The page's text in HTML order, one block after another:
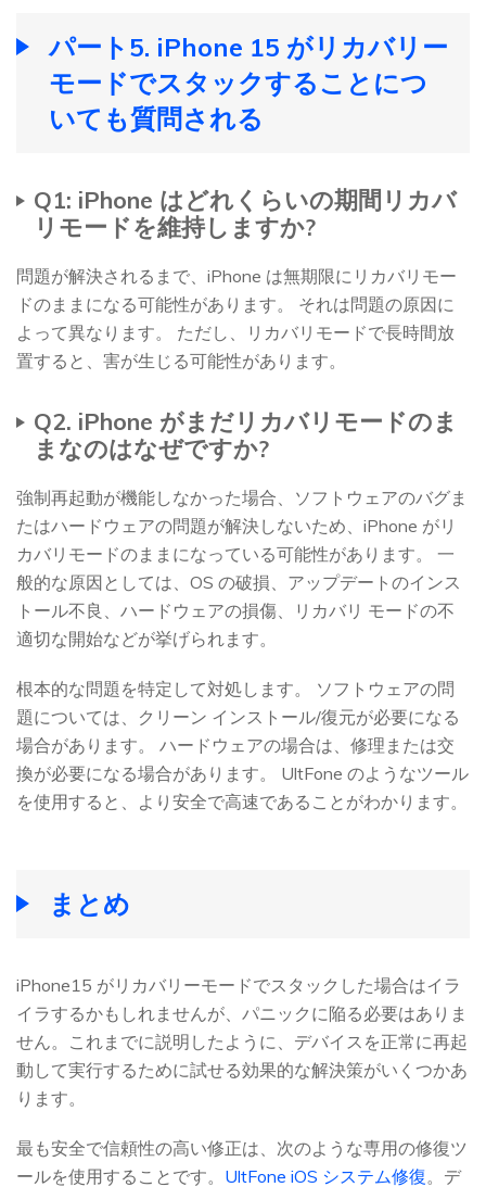
パート5. iPhone 15 がリカバリー
モードでスタックすることにつ
いても質問される
Q1: iPhone はどれくらいの期間リカバ
リモードを維持しますか?
問題が解決されるまで、iPhone は無期限にリカバリモー
ドのままになる可能性があります。 それは問題の原因に
よって異なります。 ただし、リカバリモードで長時間放
置すると、害が生じる可能性があります。
Q2. iPhone がまだリカバリモードのま
まなのはなぜですか?
強制再起動が機能しなかった場合、ソフトウェアのバグま
たはハードウェアの問題が解決しないため、iPhone がリ
カバリモードのままになっている可能性があります。 一
般的な原因としては、OS の破損、アップデートのインス
トール不良、ハードウェアの損傷、リカバリ モードの不
適切な開始などが挙げられます。
根本的な問題を特定して対処します。 ソフトウェアの問
題については、クリーン インストール/復元が必要になる
場合があります。 ハードウェアの場合は、修理または交
換が必要になる場合があります。 UltFone のようなツール
を使用すると、より安全で高速であることがわかります。
まとめ
iPhone15 がリカバリーモードでスタックした場合はイラ
イラするかもしれませんが、パニックに陥る必要はありま
せん。これまでに説明したように、デバイスを正常に再起
動して実行するために試せる効果的な解決策がいくつかあ
ります。
最も安全で信頼性の高い修正は、次のような専用の修復ツ
ールを使用することです。 UltFone iOS システム修復。デ